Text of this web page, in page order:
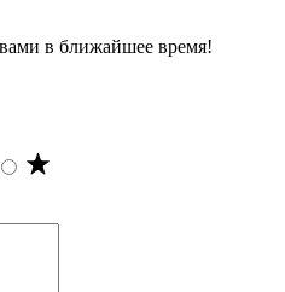
в ближайшее время!